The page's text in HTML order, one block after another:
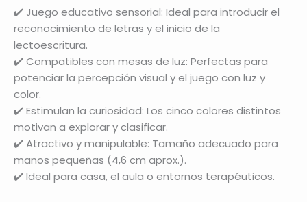
✔️ Juego educativo sensorial: Ideal para introducir el
reconocimiento de letras y el inicio de la
lectoescritura.
✔️ Compatibles con mesas de luz: Perfectas para
potenciar la percepción visual y el juego con luz y
color.
✔️ Estimulan la curiosidad: Los cinco colores distintos
motivan a explorar y clasificar.
✔️ Atractivo y manipulable: Tamaño adecuado para
manos pequeñas (4,6 cm aprox.).
✔️ Ideal para casa, el aula o entornos terapéuticos.